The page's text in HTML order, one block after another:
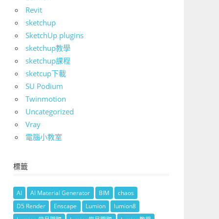
Revit
sketchup
SketchUp plugins
sketchup教學
sketchup課程
sketcup下載
SU Podium
Twinmotion
Uncategorized
Vray
電腦小教室
標籤
AI AI Material Generator BIM
chaos
D5 Render
Enscape Lumion
lumion8